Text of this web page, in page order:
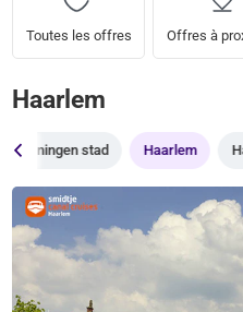
Toutes les offres Offres à
Haarlem
Groningen stad Haarlem